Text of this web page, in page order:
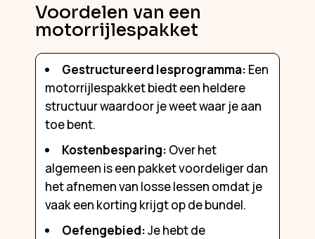
Voordelen van een
motorrijlespakket
Gestructureerd lesprogramma: Een
motorrijlespakket biedt een heldere
structuur waardoor je weet waar je aan
toe bent.
Kostenbesparing: Over het
algemeen is een pakket voordeliger dan
het afnemen van losse lessen omdat je
vaak een korting krijgt op de bundel.
Oefengebied:Je hebt de